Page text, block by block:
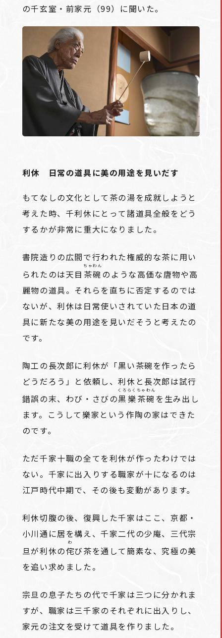
の千玄室・前家元（99）に聞いた。
利休 日常の道具に美の用途を見いだす
もてなしの文化として茶の湯を成就しようと
考えた時、千利休にとって諸道具全般をどう
するかが非常に重大になりました。
書院造りの広間で行われた権威的な茶に用い
られたのは天目 茶碗
ちゃわん
のような高価な唐物や高
麗物の道具。それらを直ちに否定するのでは
ないが、利休は日常使いされていた日本の道
具に新たな美の用途を見いだそうと考えたの
です。
陶工の長次郎に利休が「黒い茶碗を作ったら
どうだろう」と依頼し、利休と長次郎は試行
錯誤の末、わび・さびの黒
くろ
樂
らく
茶碗
ちゃわん
を生み出し
ます。こうして樂家という作陶の家はできた
のです。
ただ千家十職の全てを利休が作ったわけでは
ない。千家に出入りする職家が十になるのは
江戸時代中期で、その後も変動があります。
利休切腹の後、復興した千家はここ、京都・
小川通に居を構え、千家二代の少庵、三代宗
旦が利休の侘
わ
び茶を通して簡素な、究極の美
を追い求めました。
宗旦の息子たちの代で千家は三つに分かれま
すが、職家は三千家のそれぞれに出入りし、
家元の注文を受けて道具を作りました。